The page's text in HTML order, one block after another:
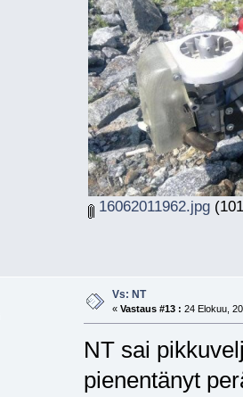
16062011962.jpg
Vs: NT
« Vastaus #13 : 24 Elokuu,
NT sai
pienentänyt